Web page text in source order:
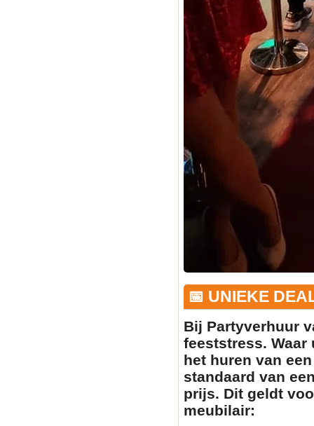
📅 UNIEKE
Bij Partyverhuur
feeststress.
het huren van
standaard van
prijs. Dit geldt
meubilair: